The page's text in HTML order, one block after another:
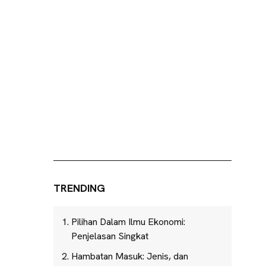
TRENDING
Pilihan Dalam Ilmu Ekonomi:
Penjelasan Singkat
Hambatan Masuk: Jenis, dan